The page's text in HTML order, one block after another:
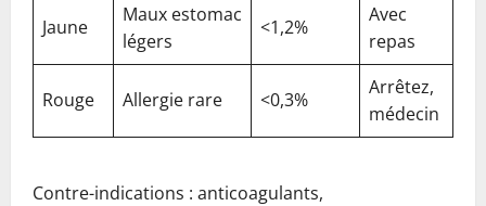
Jaune
Maux estomac
légers
<1,2%
Avec
repas
Rouge Allergie rare <0,3%
Arrêtez,
médecin
Contre-indications : anticoagulants,